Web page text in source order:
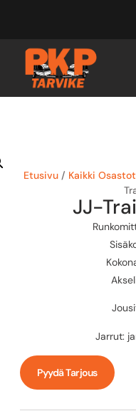
Etusivu / Kaikki Osastot
JJ-
Jarrut:
Pyydä Tarjous